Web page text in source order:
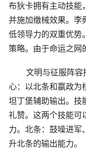
布狄卡拥有主动技能
并施加缴械效果。李
低领导力的双重优势
策略。由于命运之网
文明与征服阵容
心：以北条和嬴政为
坦丁堡辅助输出。技
礼赞。这两个技能可
力。北条：鼓噪进军
升北条的输出能力。